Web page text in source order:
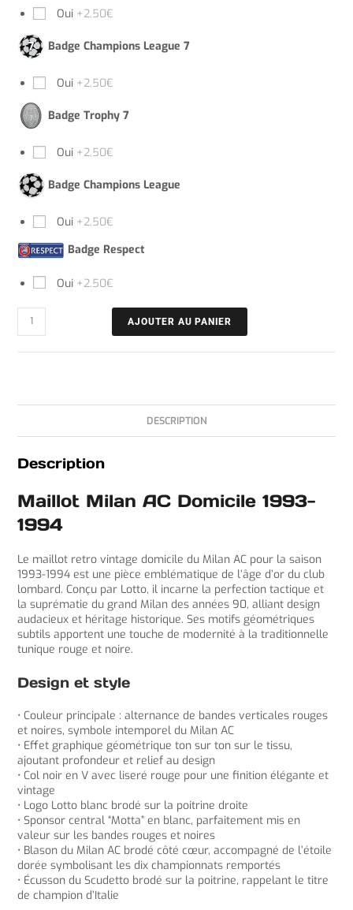
Oui +2.50€
Badge Champions League 7
Oui +2.50€
Badge Trophy 7
Oui +2.50€
Badge Champions League
Oui +2.50€
Badge Respect
Oui +2.50€
AJOUTER AU PANIER
DESCRIPTION
Description
Maillot Milan AC Domicile 1993-
1994
Le maillot retro vintage domicile du Milan AC pour la saison
1993-1994 est une pièce emblématique de l’âge d’or du club
lombard. Conçu par Lotto, il incarne la perfection tactique et
la suprématie du grand Milan des années 90, alliant design
audacieux et héritage historique. Ses motifs géométriques
subtils apportent une touche de modernité à la traditionnelle
tunique rouge et noire.
Design et style
• Couleur principale : alternance de bandes verticales rouges
et noires, symbole intemporel du Milan AC
• Effet graphique géométrique ton sur ton sur le tissu,
ajoutant profondeur et relief au design
• Col noir en V avec liseré rouge pour une finition élégante et
vintage
• Logo Lotto blanc brodé sur la poitrine droite
• Sponsor central “Motta” en blanc, parfaitement mis en
valeur sur les bandes rouges et noires
• Blason du Milan AC brodé côté cœur, accompagné de l’étoile
dorée symbolisant les dix championnats remportés
• Écusson du Scudetto brodé sur la poitrine, rappelant le titre
de champion d’Italie